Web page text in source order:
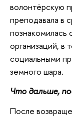
волонтёрскую
преподавала в
познакомилась
организаций,
социальными
земного шара.
Что дальше,
После